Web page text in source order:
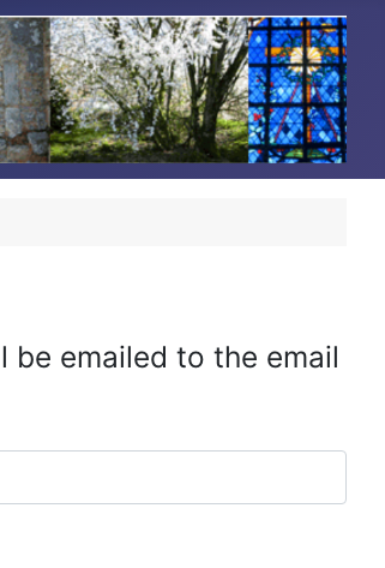
be emailed to the email